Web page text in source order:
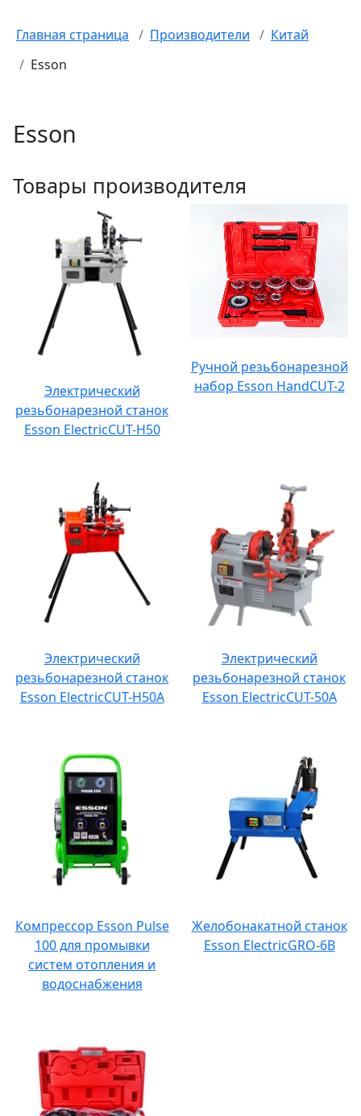
Главная страница Производители
Китай
Esson
Esson
Товары производителя
Электрический
резьбонарезной станок
Esson ElectricCUT-H50
Ручной резьбонарезной
набор Esson HandCUT-2
Электрический
резьбонарезной станок
Esson ElectricCUT-H50А
Электрический
резьбонарезной станок
Esson ElectricCUT-50А
Компрессор Esson Pulse
100 для промывки
систем отопления и
водоснабжения
Желобонакатной станок
Esson ElectricGRO-6B